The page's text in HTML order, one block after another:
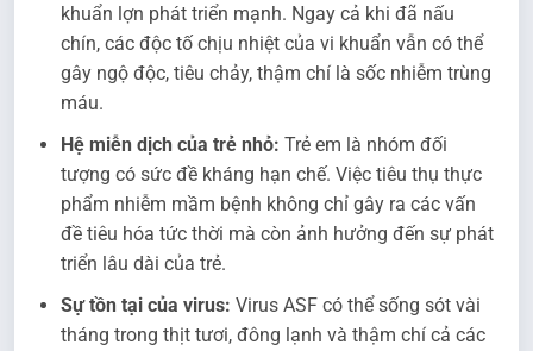
khuẩn lợn phát triển mạnh. Ngay cả khi đã nấu
chín, các độc tố chịu nhiệt của vi khuẩn vẫn có thể
gây ngộ độc, tiêu chảy, thậm chí là sốc nhiễm trùng
máu.
Hệ miễn dịch của trẻ nhỏ: Trẻ em là nhóm đối
tượng có sức đề kháng hạn chế. Việc tiêu thụ thực
phẩm nhiễm mầm bệnh không chỉ gây ra các vấn
đề tiêu hóa tức thời mà còn ảnh hưởng đến sự phát
triển lâu dài của trẻ.
Sự tồn tại của virus: Virus ASF có thể sống sót vài
tháng trong thịt tươi, đông lạnh và thậm chí cả các